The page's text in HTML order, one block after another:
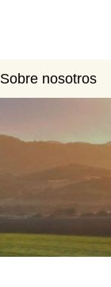
Sobre nosotros